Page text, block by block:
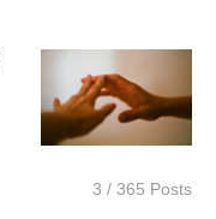
3 / 365 Posts